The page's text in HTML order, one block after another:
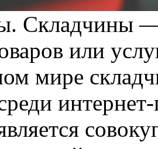
Складчины —
или
мире